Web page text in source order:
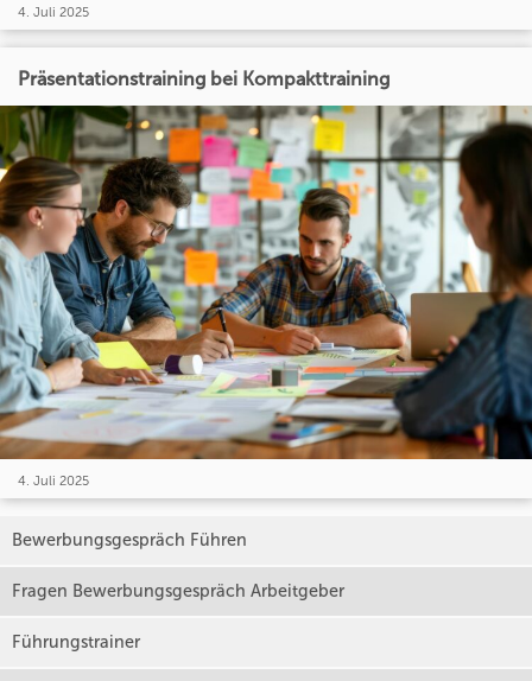
4. Juli 2025
Präsentationstraining bei Kompakttraining
4. Juli 2025
Bewerbungsgespräch Führen
Fragen Bewerbungsgespräch Arbeitgeber
Führungstrainer